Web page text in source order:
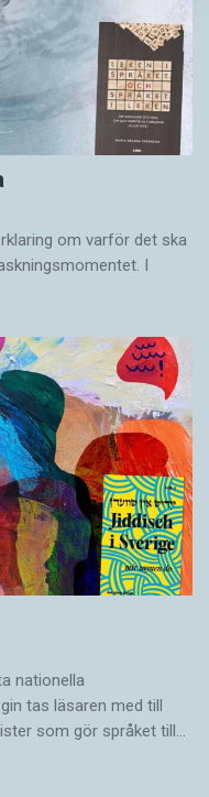
om varför det ska
I
nationella
tas läsaren med till
som gör språket till…